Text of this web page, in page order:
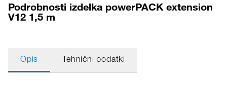
Podrobnosti izdelka powerPACK extension
V12 1,5 m
Opis Tehnični podatki